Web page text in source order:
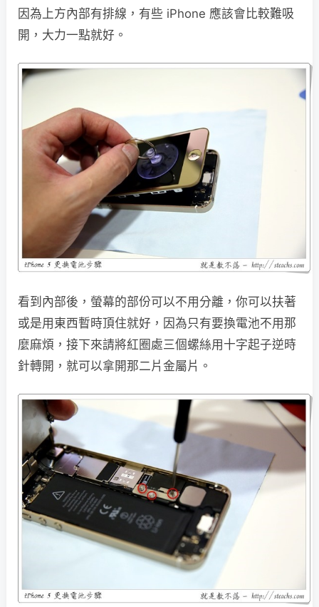
因為上方內部有排線，有些 iPhone 應該會比較難吸
開，大力一點就好。
看到內部後，螢幕的部份可以不用分離，你可以扶著
或是用東西暫時頂住就好，因為只有要換電池不用那
麼麻煩，接下來請將紅圈處三個螺絲用十字起子逆時
針轉開，就可以拿開那二片金屬片。